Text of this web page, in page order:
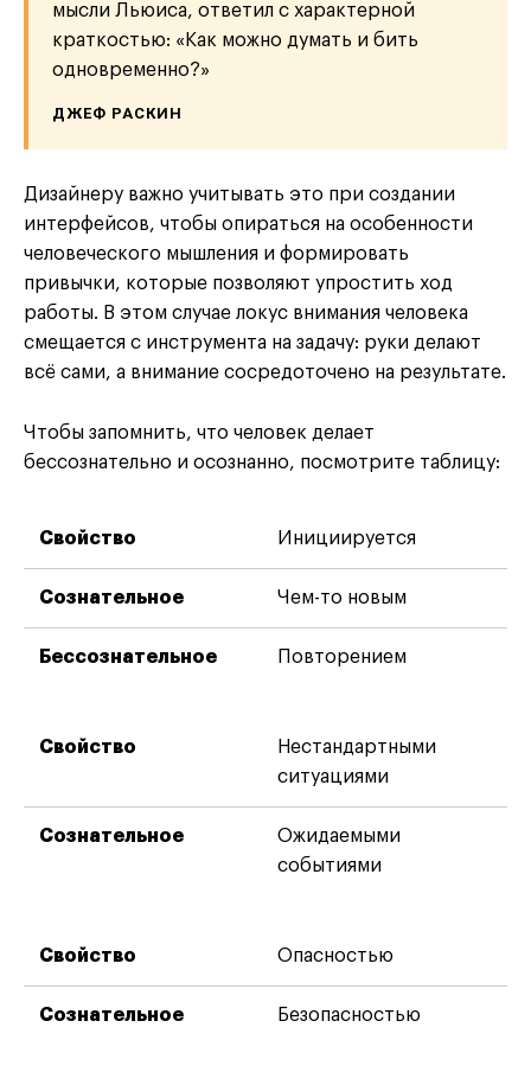
мысли Льюиса, ответил с характерной
краткостью: «Как можно думать и бить
одновременно?»
ДЖЕФ РАСКИН
Дизайнеру важно учитывать это при создании
интерфейсов, чтобы опираться на особенности
человеческого мышления и формировать
привычки, которые позволяют упростить ход
работы. В этом случае локус внимания человека
смещается с инструмента на задачу: руки делают
всё сами, а внимание сосредоточено на результате.
Чтобы запомнить, что человек делает
бессознательно и осознанно, посмотрите таблицу:
Инициируется
Чем-то новым
Повторением
Нестандартными
ситуациями
Ожидаемыми
событиями
Опасностью
Безопасностью